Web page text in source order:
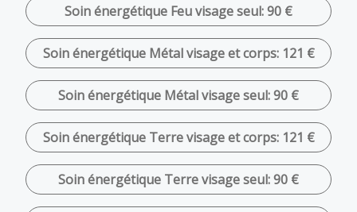
Soin énergétique Feu visage seul: 90 €
Soin énergétique Métal visage et corps: 121 €
Soin énergétique Métal visage seul: 90 €
Soin énergétique Terre visage et corps: 121 €
Soin énergétique Terre visage seul: 90 €